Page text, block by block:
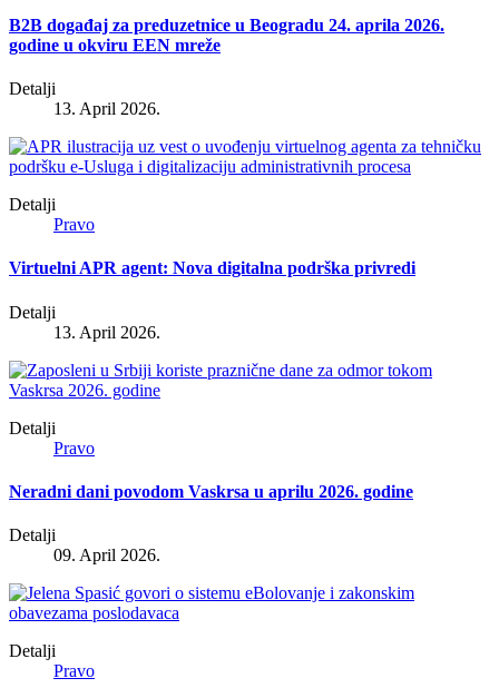
B2B događaj za preduzetnice u Beogradu 24. aprila 2026.
godine u okviru EEN mreže
Detalji
13. April 2026.
Detalji
Pravo
Virtuelni APR agent: Nova digitalna podrška privredi
Detalji
13. April 2026.
Detalji
Pravo
Neradni dani povodom Vaskrsa u aprilu 2026. godine
Detalji
09. April 2026.
Detalji
Pravo